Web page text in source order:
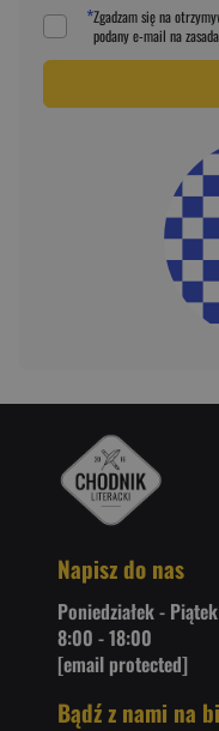
*Zgadzam się na
podanye-mail na
Napisz do nas
Poniedziałek - Piątek
8:00 - 18:00
[email protected]
Bądź z nami na